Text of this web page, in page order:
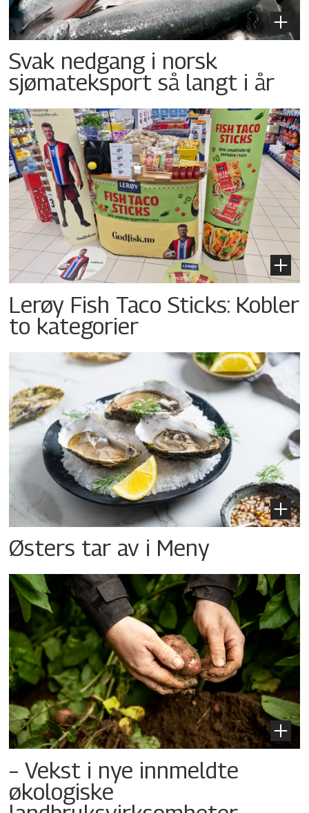
Svak nedgang i norsk
sjømateksport så langt i år
Lerøy Fish Taco Sticks: Kobler
to kategorier
Østers tar av i Meny
– Vekst i nye innmeldte
økologiske